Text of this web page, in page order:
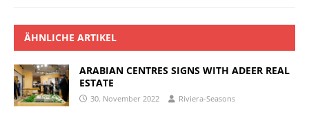
ÄHNLICHE ARTIKEL
ARABIAN CENTRES SIGNS WITH ADEER REAL
ESTATE
30. November 2022 Riviera-Seasons